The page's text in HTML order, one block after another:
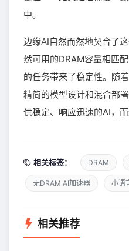
中。
边缘AI自然而然地契合了
然可用的DRAM容量相匹
的任务带来了稳定性。随
精简的模型设计和混合部
供稳定、响应迅速的AI，
相关标签： DRAM
无DRAM AI加速器 小语
相关推荐